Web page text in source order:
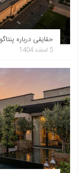
حقایقی درباره
5 اسفند 1404